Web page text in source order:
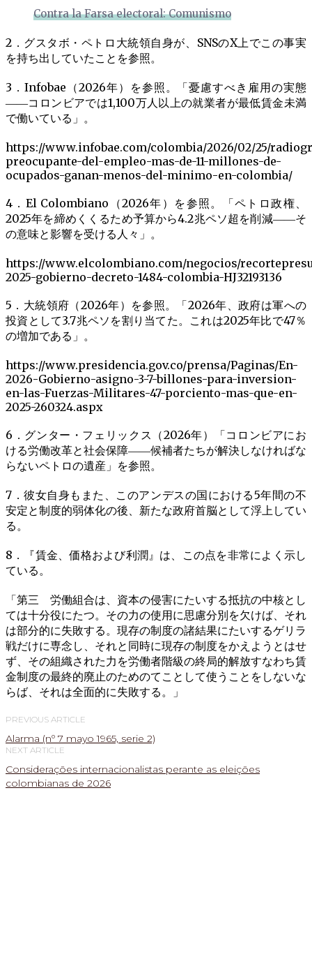
Contra la Farsa electoral: Comunismo
2．グスタボ・ペトロ大統領自身が、SNSのX上でこの事実
を持ち出していたことを参照。
3．Infobae（2026年）を参照。「憂慮すべき雇用の実態
――コロンビアでは1,100万人以上の就業者が最低賃金未満
で働いている」。
https://www.infobae.com/colombia/2026/02/25/
preocupante-del-empleo-mas-de-11-millones-de-
ocupados-ganan-menos-del-minimo-en-colombia/
4．El Colombiano（2026年）を参照。「ペトロ政権、
2025年を締めくくるため予算から4.2兆ペソ超を削減――そ
の意味と影響を受ける人々」。
https://www.elcolombiano.com/negocios/
2025-gobierno-decreto-1484-colombia-HJ32193136
5．大統領府（2026年）を参照。「2026年、政府は軍への
投資として3.7兆ペソを割り当てた。これは2025年比で47％
の増加である」。
https://www.presidencia.gov.co/prensa/Paginas/En-
2026-Gobierno-asigno-3-7-billones-para-inversion-
en-las-Fuerzas-Militares-47-porciento-mas-que-en-
2025-260324.aspx
6．グンター・フェリックス（2026年）「コロンビアにお
ける労働改革と社会保障――候補者たちが解決しなければな
らないペトロの遺産」を参照。
7．彼女自身もまた、このアンデスの国における5年間の不
安定と制度的弱体化の後、新たな政府首脳として浮上してい
る。
8．『賃金、価格および利潤』は、この点を非常によく示し
ている。
「第三 労働組合は、資本の侵害にたいする抵抗の中核とし
ては十分役にたつ。その力の使用に思慮分別を欠けば、それ
は部分的に失敗する。現存の制度の諸結果にたいするゲリラ
戦だけに専念し、それと同時に現存の制度をかえようとはせ
ず、その組織された力を労働者階級の終局的解放すなわち賃
金制度の最終的廃止のためのてことして使うことをしないな
らば、それは全面的に失敗する。」
PREVIOUS ARTICLE
Alarma (nº 7 mayo 1965, serie 2)
NEXT ARTICLE
Considerações internacionalistas perante as eleições
colombianas de 2026